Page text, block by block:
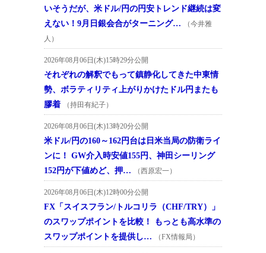
いそうだが、米ドル/円の円安トレンド継続は変
えない！9月日銀会合がターニング…
（今井雅
人）
2026年08月06日(木)15時29分公開
それぞれの解釈でもって鎮静化してきた中東情
勢、ボラティリティ上がりかけたドル円またも
膠着
（持田有紀子）
2026年08月06日(木)13時20分公開
米ドル/円の160～162円台は日米当局の防衛ライ
ンに！ GW介入時安値155円、神田シーリング
152円が下値めど、押…
（西原宏一）
2026年08月06日(木)12時00分公開
FX「スイスフラン/トルコリラ（CHF/TRY）」
のスワップポイントを比較！ もっとも高水準の
スワップポイントを提供し…
（FX情報局）